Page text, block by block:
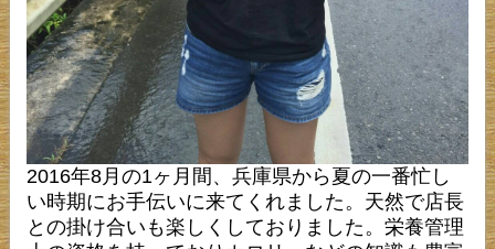
2016年8月の1ヶ月間、兵庫県から夏の一番忙し
い時期にお手伝いに来てくれました。天然で店長
との掛け合いも楽しくしておりました。栄養管理